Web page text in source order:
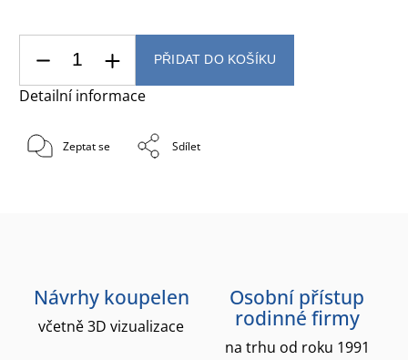
PŘIDAT DO KOŠÍKU
Detailní informace
Zeptat se Sdílet
Návrhy koupelen
včetně 3D vizualizace
Osobní přístup
rodinné firmy
na trhu od roku 1991